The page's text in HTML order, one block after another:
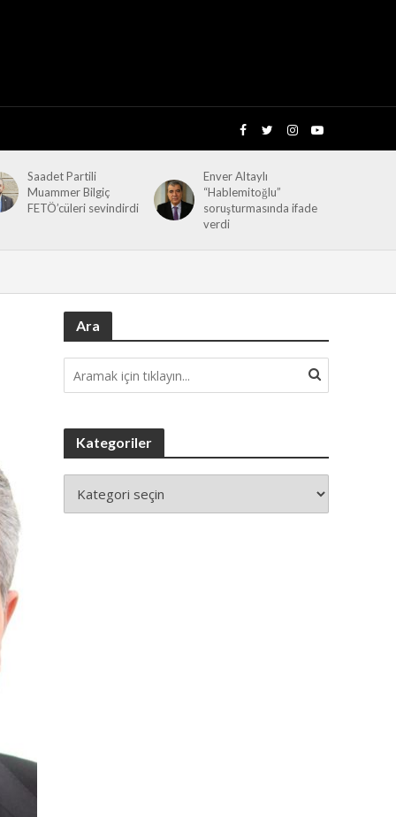
Saadet Partili
Muammer Bilgiç
FETÖ’cüleri sevindirdi
Enver Altaylı
“Hablemitoğlu”
soruşturmasında ifade
verdi
Ara
Kategoriler